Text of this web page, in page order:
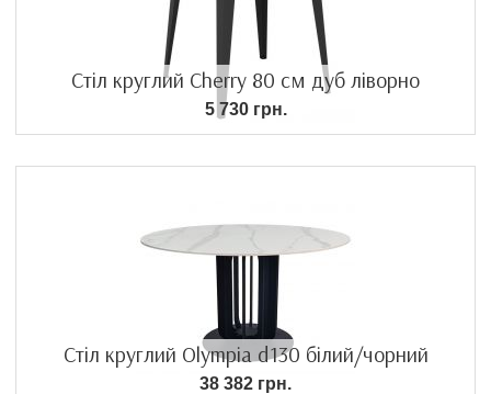
Стіл круглий Cherry 80 см дуб ліворно
5 730 грн.
Стіл круглий Olympia d130 білий/чорний
38 382 грн.